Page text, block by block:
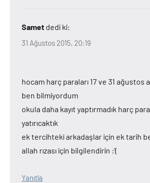
Samet dedi ki:
31 Ağustos 2015, 20:19
hocam harç paraları 17 ve 31 ağustos
ben bilmiyordum
okula daha kayıt yaptırmadık harç
yatırıcaktık
ek tercihteki arkadaşlar için ek tarih
allah rızası için bilgilendirin :'(
Yanıtla